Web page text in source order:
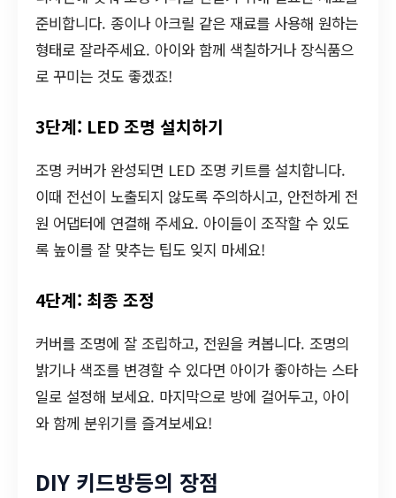
준비합니다. 종이나 아크릴 같은 재료를 사용해 원하는
형태로 잘라주세요. 아이와 함께 색칠하거나 장식품으
로 꾸미는 것도 좋겠죠!
3단계: LED 조명 설치하기
조명 커버가 완성되면 LED 조명 키트를 설치합니다.
이때 전선이 노출되지 않도록 주의하시고, 안전하게 전
원 어댑터에 연결해 주세요. 아이들이 조작할 수 있도
록 높이를 잘 맞추는 팁도 잊지 마세요!
4단계: 최종 조정
커버를 조명에 잘 조립하고, 전원을 켜봅니다. 조명의
밝기나 색조를 변경할 수 있다면 아이가 좋아하는 스타
일로 설정해 보세요. 마지막으로 방에 걸어두고, 아이
와 함께 분위기를 즐겨보세요!
DIY 키드방등의 장점